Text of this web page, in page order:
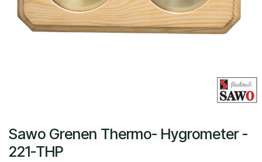
Sawo Grenen Thermo- Hygrometer -
221-THP